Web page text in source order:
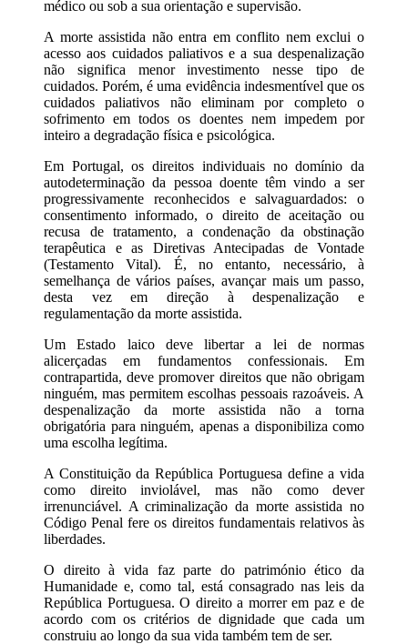
médico ou sob a sua orientação e supervisão.
A morte assistida não entra em conflito nem exclui o
acesso aos cuidados paliativos e a sua despenalização
não significa menor investimento nesse tipo de
cuidados. Porém, é uma evidência indesmentível que os
cuidados paliativos não eliminam por completo o
sofrimento em todos os doentes nem impedem por
inteiro a degradação física e psicológica.
Em Portugal, os direitos individuais no domínio da
autodeterminação da pessoa doente têm vindo a ser
progressivamente reconhecidos e salvaguardados: o
consentimento informado, o direito de aceitação ou
recusa de tratamento, a condenação da obstinação
terapêutica e as Diretivas Antecipadas de Vontade
(Testamento Vital). É, no entanto, necessário, à
semelhança de vários países, avançar mais um passo,
desta vez em direção à despenalização e
regulamentação da morte assistida.
Um Estado laico deve libertar a lei de normas
alicerçadas em fundamentos confessionais. Em
contrapartida, deve promover direitos que não obrigam
ninguém, mas permitem escolhas pessoais razoáveis. A
despenalização da morte assistida não a torna
obrigatória para ninguém, apenas a disponibiliza como
uma escolha legítima.
A Constituição da República Portuguesa define a vida
como direito inviolável, mas não como dever
irrenunciável. A criminalização da morte assistida no
Código Penal fere os direitos fundamentais relativos às
liberdades.
O direito à vida faz parte do património ético da
Humanidade e, como tal, está consagrado nas leis da
República Portuguesa. O direito a morrer em paz e de
acordo com os critérios de dignidade que cada um
construiu ao longo da sua vida também tem de ser.